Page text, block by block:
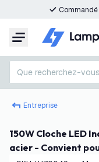
Menu
Que recherchez-vous ?
Entreprise
150W Cloche LED Industrielle Support de montage en
acier - Convient